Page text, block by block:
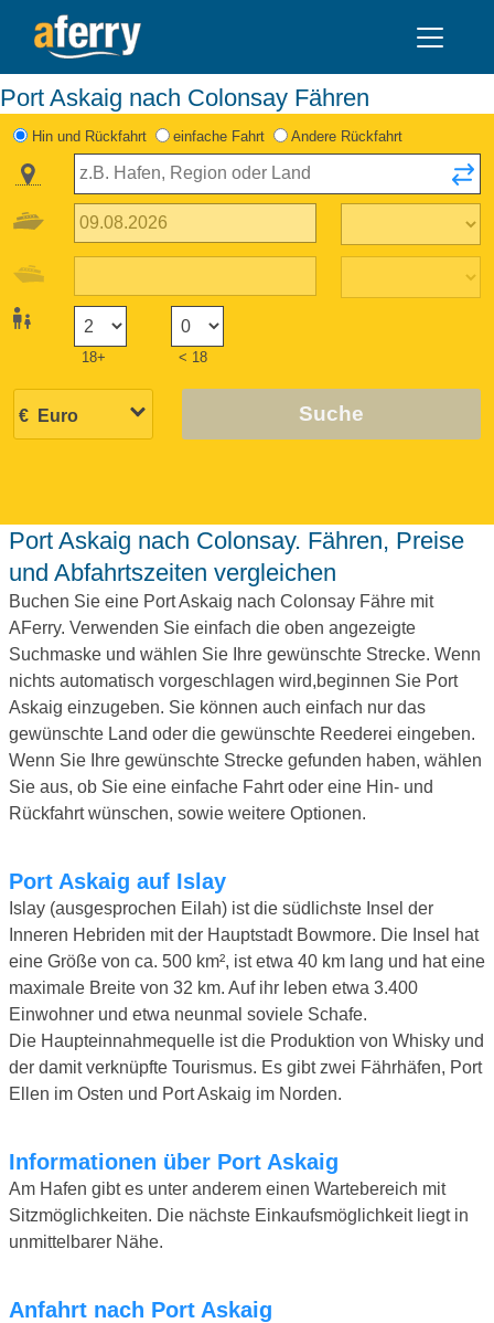
Port Askaig nach Colonsay Fähren
Hin und Rückfahrt einfache Fahrt Andere Rückfahrt
18+ < 18
Suche
Port Askaig nach Colonsay. Fähren, Preise
und Abfahrtszeiten vergleichen
Buchen Sie eine Port Askaig nach Colonsay Fähre mit
AFerry. Verwenden Sie einfach die oben angezeigte
Suchmaske und wählen Sie Ihre gewünschte Strecke. Wenn
nichts automatisch vorgeschlagen wird,beginnen Sie Port
Askaig einzugeben. Sie können auch einfach nur das
gewünschte Land oder die gewünschte Reederei eingeben.
Wenn Sie Ihre gewünschte Strecke gefunden haben, wählen
Sie aus, ob Sie eine einfache Fahrt oder eine Hin- und
Rückfahrt wünschen, sowie weitere Optionen.
Port Askaig auf Islay
Islay (ausgesprochen Eilah) ist die südlichste Insel der
Inneren Hebriden mit der Hauptstadt Bowmore. Die Insel hat
eine Größe von ca. 500 km², ist etwa 40 km lang und hat eine
maximale Breite von 32 km. Auf ihr leben etwa 3.400
Einwohner und etwa neunmal soviele Schafe.
Die Haupteinnahmequelle ist die Produktion von Whisky und
der damit verknüpfte Tourismus. Es gibt zwei Fährhäfen, Port
Ellen im Osten und Port Askaig im Norden.
Informationen über Port Askaig
Am Hafen gibt es unter anderem einen Wartebereich mit
Sitzmöglichkeiten. Die nächste Einkaufsmöglichkeit liegt in
unmittelbarer Nähe.
Anfahrt nach Port Askaig